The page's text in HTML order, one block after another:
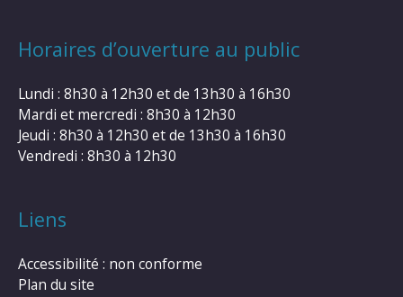
Horaires d’ouverture au public
Lundi : 8h30 à 12h30 et de 13h30 à 16h30
Mardi et mercredi : 8h30 à 12h30
Jeudi : 8h30 à 12h30 et de 13h30 à 16h30
Vendredi : 8h30 à 12h30
Liens
Accessibilité : non conforme
Plan du site